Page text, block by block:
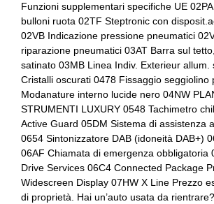
Chiavi e telecomandi
Cinture di sicurezza
Console centrale multifunzione
Differenziale autobloccante elettronico
Ess / emergency stop signal
Fari a led
Fari con accensione automatica
Fari con accensione automatica + sensore
Assistente alla frenata
Attacchi i
Badge esterno identificativo
Bmw connected drive services
Bmw idrive
Bmw teleservice
Bracciolo anteriore
Funzioni supplementari specifiche UE
bulloni ruota 02TF Steptronic con
02VB Indicazione pressione pneumatici
riparazione pneumatici 03AT Barra sul
satinato 03MB Linea Indiv. Exterieur allum.
Cristalli oscurati 0478 Fissaggio seggiolino
Modanature interno lucide nero 04NW
STRUMENTI LUXURY 0548 Tachimetro
Active Guard 05DM Sistema di assistenza
0654 Sintonizzatore DAB (idoneità DAB+)
06AF Chiamata di emergenza obbligatoria
Drive Services 06C4 Connected Package
Widescreen Display 07HW X Line Prezzo
di proprietà. Hai un’auto usata da